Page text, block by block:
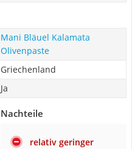
Mani Bläuel Kalamata
Olivenpaste
Griechenland
Ja
Nachteile
relativ geringer